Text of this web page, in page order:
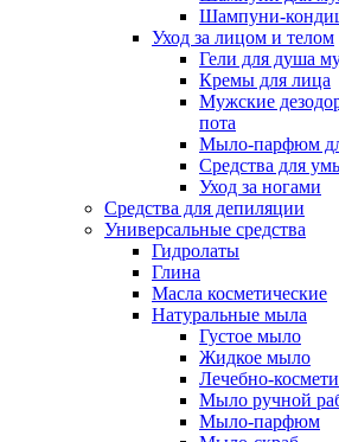
Шампуни-
Уход за лицом и телом
Гели для душа
Кремы для лица
Мужские
пота
Мыло-парфюм
Средства для
Уход за ногами
Средства для депиляции
Универсальные средства
Гидролаты
Глина
Масла косметические
Натуральные мыла
Густое мыло
Жидкое мыло
Лечебно-
Мыло ручной
Мыло-парфюм